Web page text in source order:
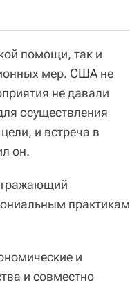
помощи, так и
мер. США не
не давали
осуществления
и встреча в
он.
практикам
и
и совместно